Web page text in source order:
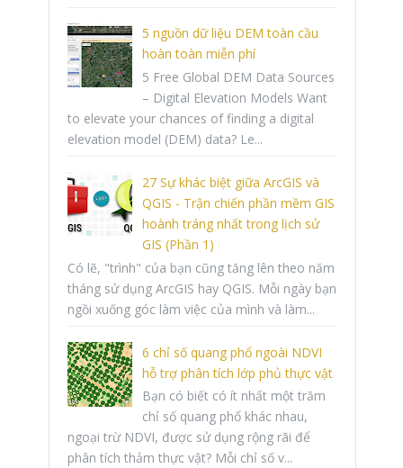
5 nguồn dữ liệu DEM toàn cầu
hoàn toàn miễn phí
5 Free Global DEM Data Sources
– Digital Elevation Models Want
to elevate your chances of finding a digital
elevation model (DEM) data? Le...
27 Sự khác biệt giữa ArcGIS và
QGIS - Trận chiến phần mềm GIS
hoành tráng nhất trong lịch sử
GIS (Phần 1)
Có lẽ, "trình" của bạn cũng tăng lên theo năm
tháng sử dụng ArcGIS hay QGIS. Mỗi ngày bạn
ngồi xuống góc làm việc của mình và làm...
6 chỉ số quang phổ ngoài NDVI
hỗ trợ phân tích lớp phủ thực vật
Bạn có biết có ít nhất một trăm
chỉ số quang phổ khác nhau,
ngoại trừ NDVI, được sử dụng rộng rãi để
phân tích thảm thực vật? Mỗi chỉ số v...